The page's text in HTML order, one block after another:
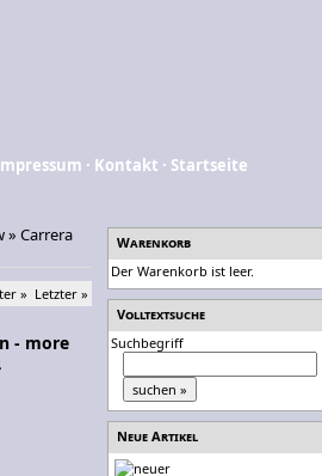
· Kontakt · Startseite
» Carrera
» Letzter »
- more
Warenkorb
Der Warenkorb ist leer.
Volltextsuche
Suchbegriff
Neue Artikel